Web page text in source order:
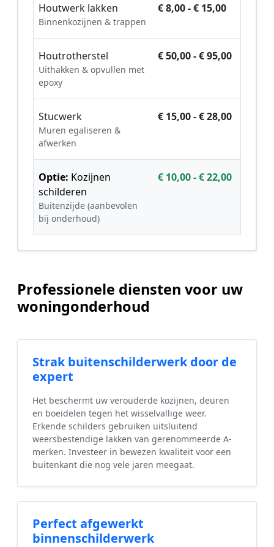
Houtwerk lakken
Binnenkozijnen & trappen
€ 8,00 - € 15,00
Houtrotherstel
Uithakken & opvullen met
epoxy
€ 50,00 - € 95,00
Stucwerk
Muren egaliseren &
afwerken
€ 15,00 - € 28,00
Optie: Kozijnen
schilderen
Buitenzijde (aanbevolen
bij onderhoud)
€ 10,00 - € 22,00
Professionele diensten voor uw
woningonderhoud
Strak buitenschilderwerk door de
expert
Het beschermt uw verouderde kozijnen, deuren
en boeidelen tegen het wisselvallige weer.
Erkende schilders gebruiken uitsluitend
weersbestendige lakken van gerenommeerde A-
merken. Investeer in bewezen kwaliteit voor een
buitenkant die nog vele jaren meegaat.
Perfect afgewerkt
binnenschilderwerk